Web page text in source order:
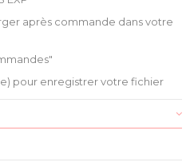
après commande dans votre
pour enregistrer votre fichier